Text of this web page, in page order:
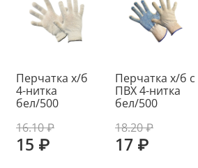
Перчатка х/б
4-нитка
бел/500
16.10 ₽
15 ₽
Перчатка х/б с
ПВХ 4-нитка
бел/500
18.20 ₽
17 ₽